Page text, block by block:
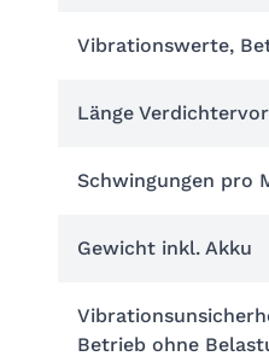
Vibrationswerte,
Länge
Schwingungen pro
Gewicht inkl. Akku
Betrieb ohne